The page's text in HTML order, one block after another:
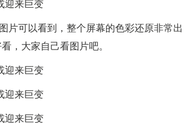
片可以看到，整个屏幕的色彩还原非常出
，大家自己看图片吧。